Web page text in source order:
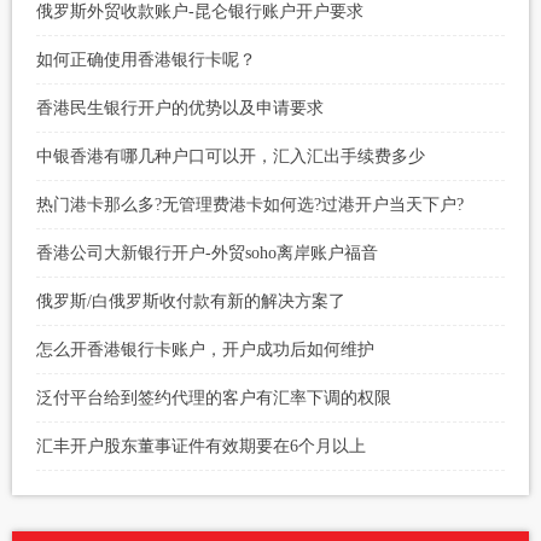
俄罗斯外贸收款账户-昆仑银行账户开户要求
如何正确使用香港银行卡呢？
香港民生银行开户的优势以及申请要求
中银香港有哪几种户口可以开，汇入汇出手续费多少
热门港卡那么多?无管理费港卡如何选?过港开户当天下户?
香港公司大新银行开户-外贸soho离岸账户福音
俄罗斯/白俄罗斯收付款有新的解决方案了
怎么开香港银行卡账户，开户成功后如何维护
泛付平台给到签约代理的客户有汇率下调的权限
汇丰开户股东董事证件有效期要在6个月以上